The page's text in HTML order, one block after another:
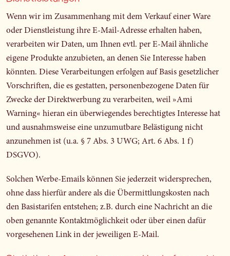
Wenn wir im Zusammenhang mit dem Verkauf einer Ware
oder Dienstleistung ihre E-Mail-Adresse erhalten haben,
verarbeiten wir Daten, um Ihnen evtl. per E-Mail ähnliche
eigene Produkte anzubieten, an denen Sie Interesse haben
könnten. Diese Verarbeitungen erfolgen auf Basis gesetzlicher
Vorschriften, die es gestatten, personenbezogene Daten für
Zwecke der Direktwerbung zu verarbeiten, weil »Ami
Warning« hieran ein überwiegendes berechtigtes Interesse hat
und ausnahmsweise eine unzumutbare Belästigung nicht
anzunehmen ist (u.a. § 7 Abs. 3 UWG; Art. 6 Abs. 1 f)
DSGVO).
Solchen Werbe-Emails können Sie jederzeit widersprechen,
ohne dass hierfür andere als die Übermittlungskosten nach
den Basistarifen entstehen; z.B. durch eine Nachricht an die
oben genannte Kontaktmöglichkeit oder über einen dafür
vorgesehenen Link in der jeweiligen E-Mail.